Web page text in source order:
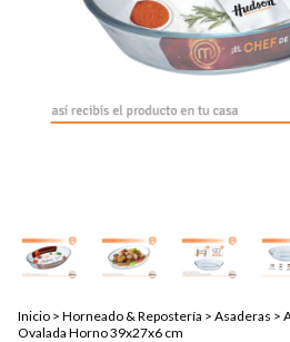
Inicio > Horneado & Repostería > Asaderas >
Ovalada Horno 39x27x6 cm